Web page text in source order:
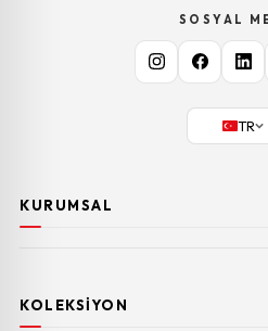
SOSYAL
TR
KURUMSAL
KOLEKSIYON